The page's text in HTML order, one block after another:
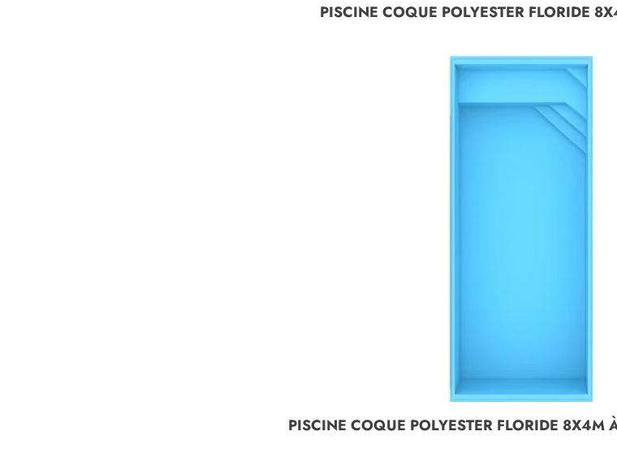
PISCINE COQUE POLYESTER FLORIDE
PISCINE COQUE POLYESTER FLORIDE 8X4M